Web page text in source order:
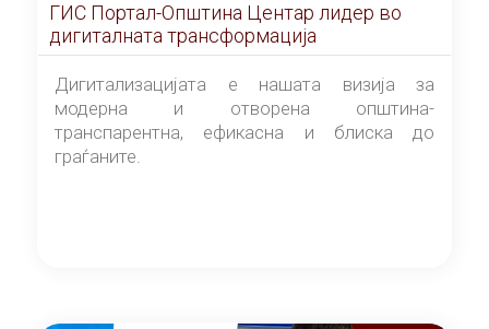
ГИС Портал-Општина Центар лидер во
дигиталната трансформација
Дигитализацијата е нашата визија за
модерна и отворена општина-
транспарентна, ефикасна и блиска до
граѓаните.